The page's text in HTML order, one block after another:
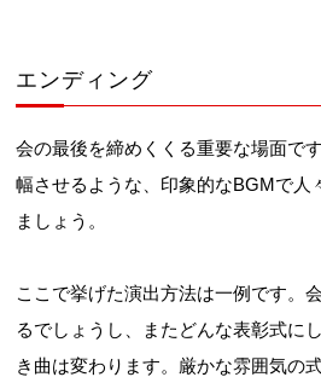
エンディング
会の最後を締めくくる重要な場面で
幅させるような、印象的なBGMで人
ましょう。
ここで挙げた演出方法は一例です。
るでしょうし、またどんな表彰式に
き曲は変わります。厳かな雰囲気の